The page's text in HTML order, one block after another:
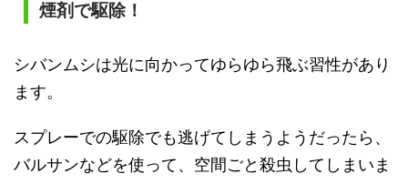
煙剤で駆除！
シバンムシは光に向かってゆらゆら飛ぶ習性があり
ます。
スプレーでの駆除でも逃げてしまうようだったら、
バルサンなどを使って、空間ごと殺虫してしまいま